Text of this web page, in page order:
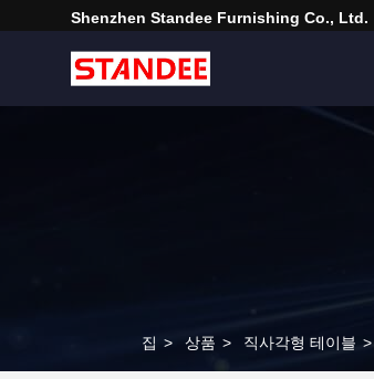
Shenzhen Standee Furnishing Co., Ltd.
집 > 상품 > 직사각형 테이블 >